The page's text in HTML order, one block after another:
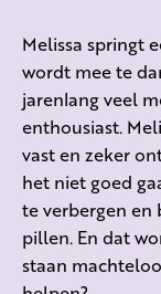
Melissa springt
wordt mee te
jarenlang veel
enthousiast.
vast en zeker
het niet goed
te verbergen en
pillen. En dat
staan